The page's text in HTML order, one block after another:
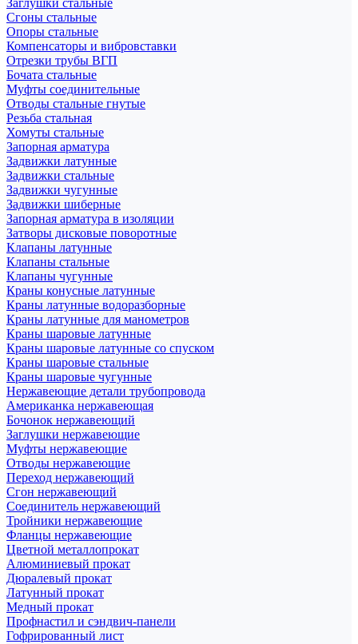
Заглушки стальные
Сгоны стальные
Опоры стальные
Компенсаторы и вибровставки
Отрезки трубы ВГП
Бочата стальные
Муфты соединительные
Отводы стальные гнутые
Резьба стальная
Хомуты стальные
Запорная арматура
Задвижки латунные
Задвижки стальные
Задвижки чугунные
Задвижки шиберные
Запорная арматура в изоляции
Затворы дисковые поворотные
Клапаны латунные
Клапаны стальные
Клапаны чугунные
Краны конусные латунные
Краны латунные водоразборные
Краны латунные для манометров
Краны шаровые латунные
Краны шаровые латунные со спуском
Краны шаровые стальные
Краны шаровые чугунные
Нержавеющие детали трубопровода
Американка нержавеющая
Бочонок нержавеющий
Заглушки нержавеющие
Муфты нержавеющие
Отводы нержавеющие
Переход нержавеющий
Сгон нержавеющий
Соединитель нержавеющий
Тройники нержавеющие
Фланцы нержавеющие
Цветной металлопрокат
Алюминиевый прокат
Дюралевый прокат
Латунный прокат
Медный прокат
Профнастил и сэндвич-панели
Гофрированный лист